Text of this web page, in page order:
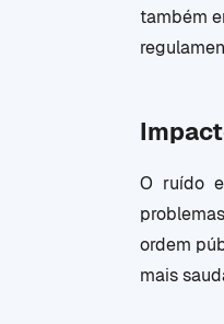
também
O ruído
ordem
mais